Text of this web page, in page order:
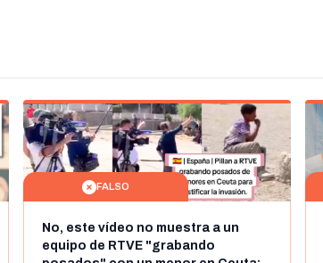
FALSO
No, este vídeo no muestra a un
equipo de RTVE "grabando